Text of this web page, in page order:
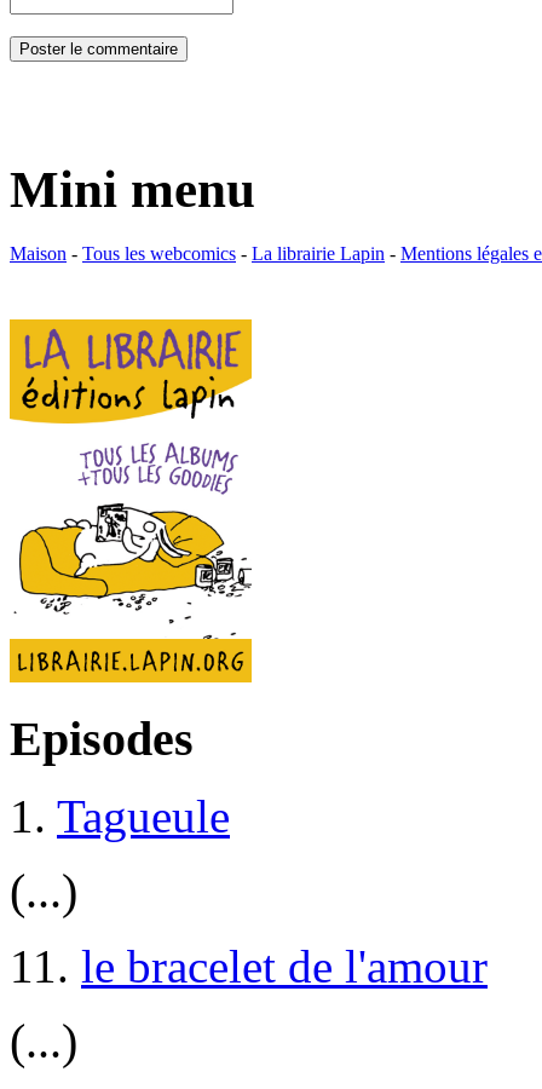
Mini menu
Maison - Tous les webcomics - La librairie Lapin - Mentions légales
Episodes
1. Tagueule
(...)
11. le bracelet de l'amour
(...)